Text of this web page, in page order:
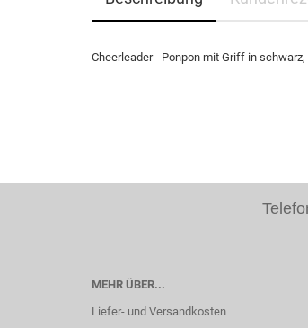
Cheerleader - Ponpon mit Griff in
MEHR ÜBER...
Liefer- und Versandkosten